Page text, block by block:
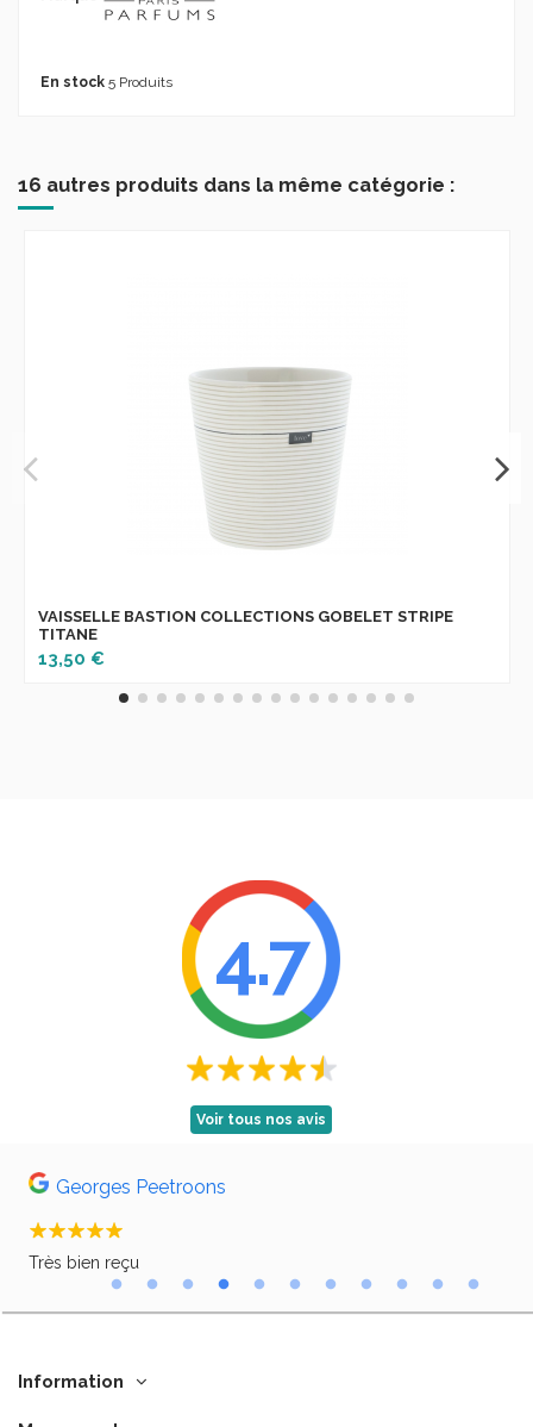
En stock 5 Produits
16 autres produits dans la même catégorie :
VAISSELLE BASTION COLLECTIONS GOBELET STRIPE
TITANE
13,50 €
4.7
Voir tous nos avis
Georges Peetroons
Très bien reçu
Information